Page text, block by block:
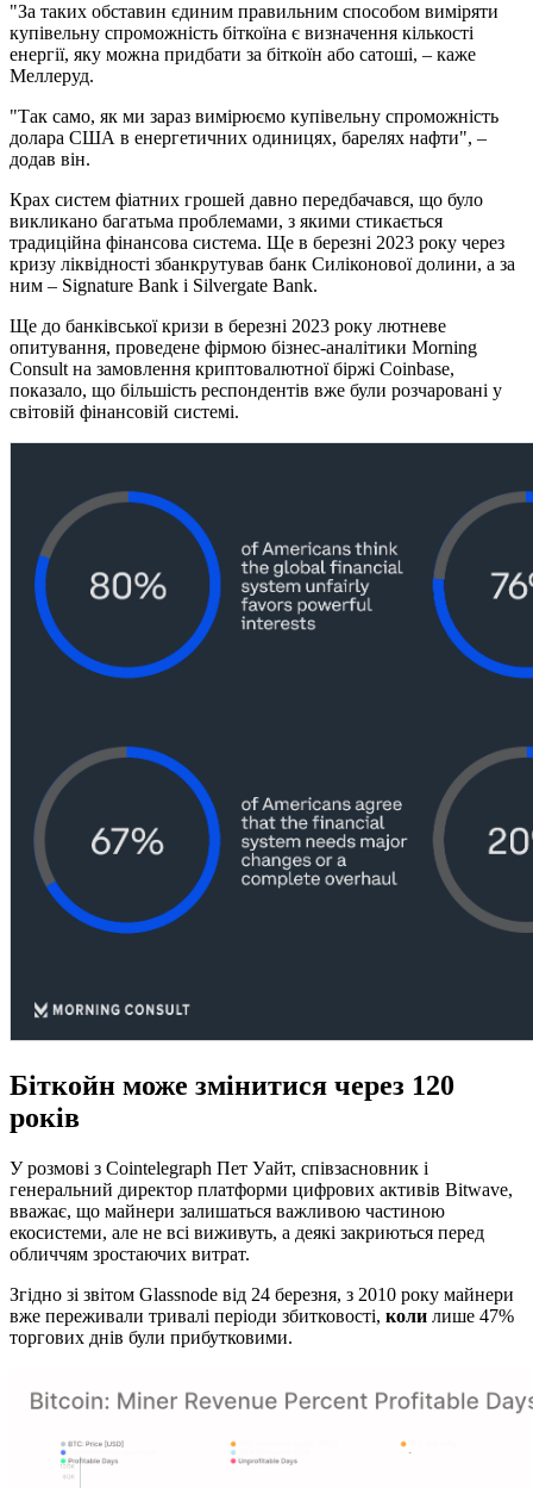
"За таких обставин єдиним правильним способом виміряти
купівельну спроможність біткоїна є визначення кількості
енергії, яку можна придбати за біткоїн або сатоші, – каже
Меллеруд.
"Так само, як ми зараз вимірюємо купівельну спроможність
долара США в енергетичних одиницях, барелях нафти", –
додав він.
Крах систем фіатних грошей давно передбачався, що було
викликано багатьма проблемами, з якими стикається
традиційна фінансова система. Ще в березні 2023 року через
кризу ліквідності збанкрутував банк Силіконової долини, а за
ним – Signature Bank і Silvergate Bank.
Ще до банківської кризи в березні 2023 року лютневе
опитування, проведене фірмою бізнес-аналітики Morning
Consult на замовлення криптовалютної біржі Coinbase,
показало, що більшість респондентів вже були розчаровані у
світовій фінансовій системі.
Біткойн може змінитися через 120
років
У розмові з Cointelegraph Пет Уайт, співзасновник і
генеральний директор платформи цифрових активів Bitwave,
вважає, що майнери залишаться важливою частиною
екосистеми, але не всі виживуть, а деякі закриються перед
обличчям зростаючих витрат.
Згідно зі звітом Glassnode від 24 березня, з 2010 року майнери
вже переживали тривалі періоди збитковості, коли лише 47%
торгових днів були прибутковими.